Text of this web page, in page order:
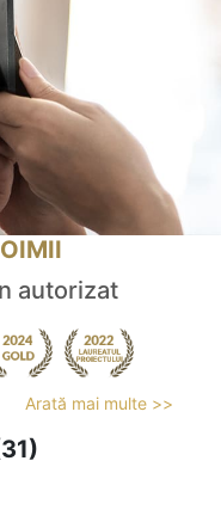
autorizat
Arată mai multe >>